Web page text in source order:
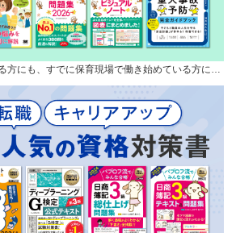
方にも、すでに保育現場で働き始めている方に…